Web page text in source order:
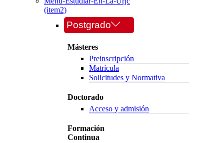
(item2)
Postgrado
Másteres
Preinscripción
Matrícula
Solicitudes y Normativa
Doctorado
Acceso y admisión
Formación
Continua